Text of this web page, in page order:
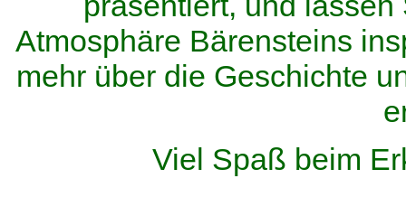
Atmosphäre Bärensteins
mehr über die Geschichte
Viel Spaß beim